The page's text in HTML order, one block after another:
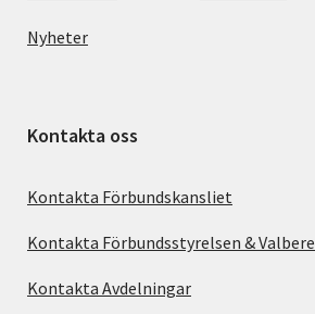
Nyheter
Kontakta oss
Kontakta Förbundskansliet
Kontakta Förbundsstyrelsen &
Kontakta Avdelningar